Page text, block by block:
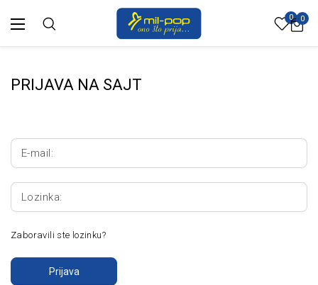
0 0
PRIJAVA NA SAJT
E-mail:
Lozinka:
Zaboravili ste lozinku?
Prijava